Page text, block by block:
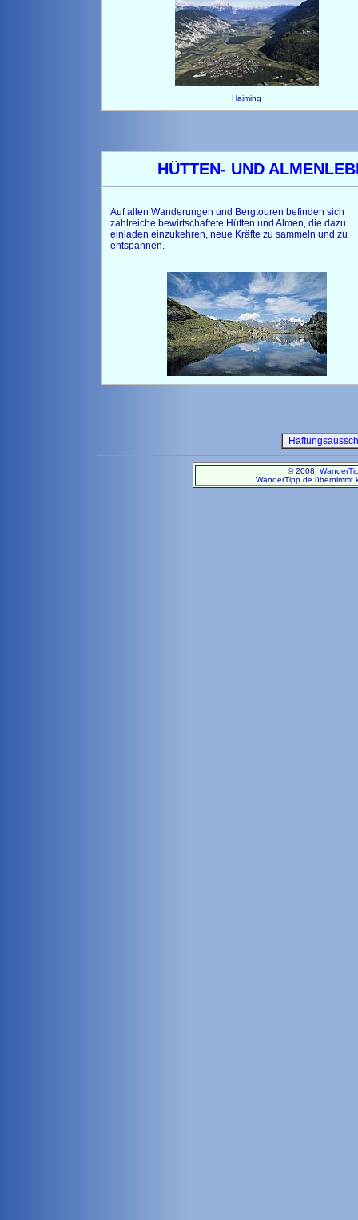
Haiming
HÜTTEN- UND
Auf allen Wanderungen und Bergtouren befinden sich
zahlreiche bewirtschaftete Hütten und Almen, die dazu
einladen einzukehren, neue Kräfte zu sammeln und zu
entspannen.
© 2008
WanderTipp.de übernimmt